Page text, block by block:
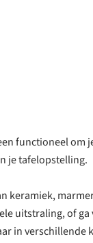
functioneel om
je tafelopstelling.
keramiek,
uitstraling, of
in verschillende